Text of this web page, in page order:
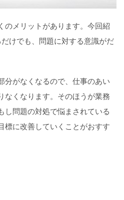
のメリットがあります。今回紹
けでも、問題に対する意識がだ
分がなくなるので、仕事のあい
なくなります。そのほうが業務
し問題の対処で悩まされている
標に改善していくことがおすす